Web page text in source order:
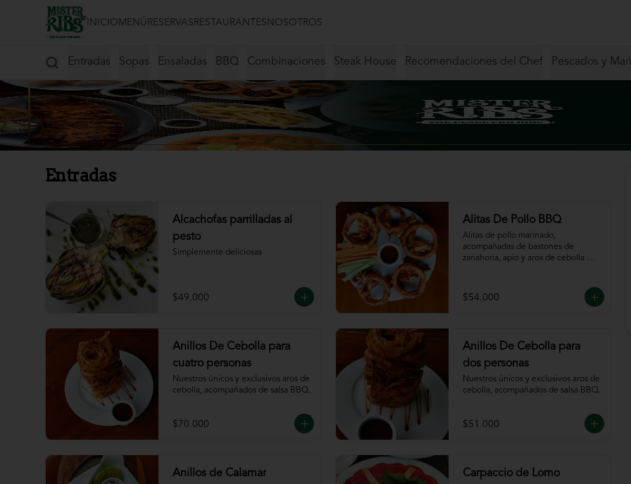
INICIO MENÚ RESERVAS RESTAURANTES NOSOTROS
Entradas Sopas Ensaladas BBQ Combinaciones Steak House Recomendaciones del Chef Pescados y
Entradas
Alcachofas parrilladas al
pesto
Simplemente deliciosas
$49.000
Alitas De Pollo BBQ
Alitas de pollo marinado,
acompañadas de bastones de
zanahoria, apio y aros de cebolla
$54.000
Anillos De Cebolla para
cuatro personas
Nuestros únicos y exclusivos aros de
cebolla, acompañados de salsa BBQ.
$70.000
Anillos De Cebolla para
dos personas
Nuestros únicos y exclusivos aros de
cebolla, acompañados de salsa BBQ.
$51.000
Anillos de Calamar Carpaccio de Lomo